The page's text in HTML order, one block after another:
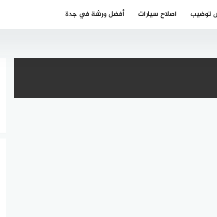
توضيب اصلاح سيارات أفضل ورشة في جدة